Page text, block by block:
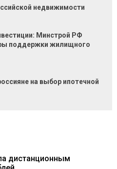
недвижимости
Минстрой РФ
поддержки жилищного
на выбор ипотечной
дистанционным